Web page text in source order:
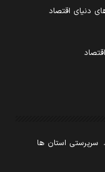
دنیای اقتصاد
سرپرستی استان ها